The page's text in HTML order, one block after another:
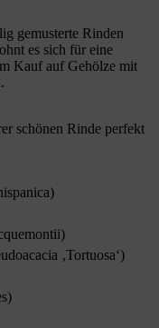
gemusterte Rinden
es sich für eine
Kauf auf Gehölze mit
schönen Rinde perfekt
‚Tortuosa‘)